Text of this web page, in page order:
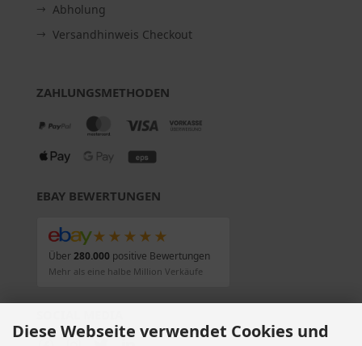
Abholung
Versandhinweis Checkout
ZAHLUNGSMETHODEN
EBAY BEWERTUNGEN
★★★★★
Über280.000positive Bewertungen
Mehr als eine halbe Million Verkäufe
Diese Webseite verwendet Cookies und